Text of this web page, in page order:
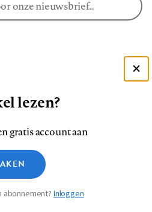
ons
YouTube
Privacy
vragen verdienen
antwoorden
lezen?
gratis account aan
abonnement?Inloggen